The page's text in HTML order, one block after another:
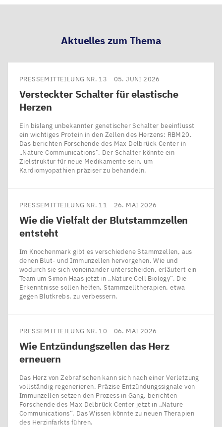
Aktuelles zum Thema
PRESSEMITTEILUNG NR. 13 05. JUNI 2026
Versteckter Schalter für elastische
Herzen
Ein bislang unbekannter genetischer Schalter beeinflusst
ein wichtiges Protein in den Zellen des Herzens: RBM20.
Das berichten Forschende des Max Delbrück Center in ​
„Nature Communications“. Der Schalter könnte ein
Zielstruktur für neue Medikamente sein, um
Kardiomyopathien präziser zu behandeln.
PRESSEMITTEILUNG NR. 11 26. MAI 2026
Wie die Vielfalt der Blutstammzellen
entsteht
Im Knochenmark gibt es verschiedene Stammzellen, aus
denen Blut- und Immunzellen hervorgehen. Wie und
wodurch sie sich voneinander unterscheiden, erläutert ein
Team um Simon Haas jetzt in ​„Nature Cell Biology“. Die
Erkenntnisse sollen helfen, Stammzelltherapien, etwa
gegen Blutkrebs, zu verbessern.
PRESSEMITTEILUNG NR. 10 06. MAI 2026
Wie Entzündungszellen das Herz
erneuern
Das Herz von Zebrafischen kann sich nach einer Verletzung
vollständig regenerieren. Präzise Entzündungssignale von
Immunzellen setzen den Prozess in Gang, berichten
Forschende des Max Delbrück Center jetzt in ​„Nature
Communications“. Das Wissen könnte zu neuen Therapien
des Herzinfarkts führen.